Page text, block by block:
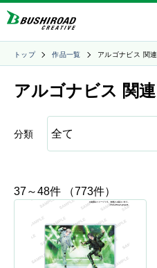
トップ 作品一覧 アルゴナビス 関連
アルゴナビス 関連
分類
37～48件 （773件）